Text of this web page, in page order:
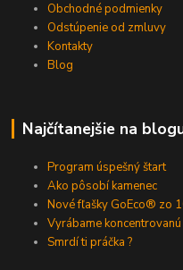
Obchodné podmienky
Odstúpenie od zmluvy
Kontakty
Blog
Najčítanejšie na
Program úspešný štart
Ako pôsobí kamenec
Nové fľašky GoEco® zo
Vyrábame
Smrdí ti práčka ?